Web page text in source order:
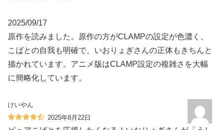
2025/09/17
原作を読みました。原作の方がCLAMPの設定が色濃く、
こばとの自我も明確で、いおりょぎさんの正体もきちんと
描かれています。アニメ版はCLAMP設定の複雑さを大幅
に簡略化しています。
けいやん
2025年8月22日